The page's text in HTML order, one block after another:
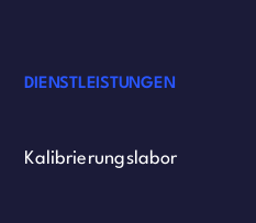
DIENSTLEISTUNGEN
Kalibrierungslabor